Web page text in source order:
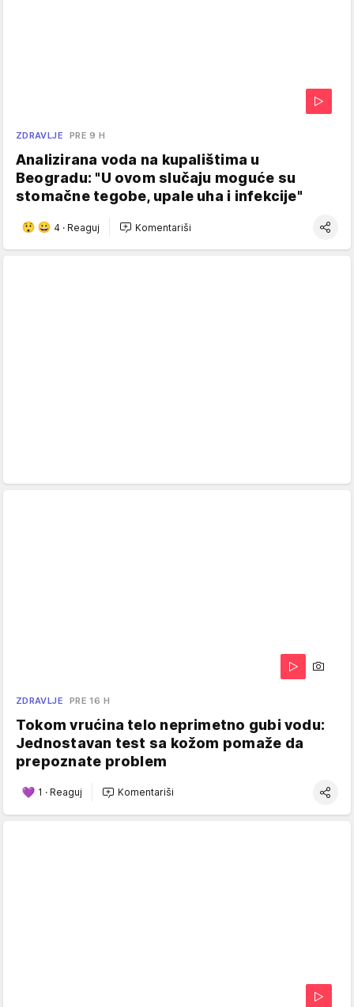
ZDRAVLJE PRE 9 H
Analizirana voda na kupalištima u
Beogradu: "U ovom slučaju moguće su
stomačne tegobe, upale uha i infekcije"
4 · Reaguj Komentariši
ZDRAVLJE PRE 16 H
Tokom vrućina telo neprimetno gubi vodu:
Jednostavan test sa kožom pomaže da
prepoznate problem
1 · Reaguj Komentariši